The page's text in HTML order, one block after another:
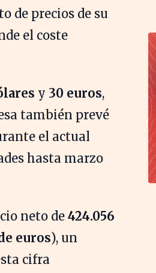
de precios de su
el coste
y 30 euros,
también prevé
el actual
hasta marzo
neto de424.056
euros), un
cifra